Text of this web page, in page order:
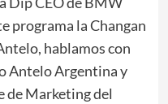
programa la Changan
hablamos con
Antelo Argentina y
de Marketing del